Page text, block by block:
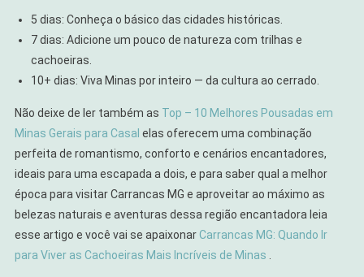
5 dias: Conheça o básico das cidades históricas.
7 dias: Adicione um pouco de natureza com trilhas e
cachoeiras.
10+ dias: Viva Minas por inteiro — da cultura ao cerrado.
Não deixe de ler também as Top – 10 Melhores Pousadas em
Minas Gerais para Casal elas oferecem uma combinação
perfeita de romantismo, conforto e cenários encantadores,
ideais para uma escapada a dois, e para saber qual a melhor
época para visitar Carrancas MG e aproveitar ao máximo as
belezas naturais e aventuras dessa região encantadora leia
esse artigo e você vai se apaixonarCarrancas MG: Quando Ir
para Viver as Cachoeiras Mais Incríveis de Minas .